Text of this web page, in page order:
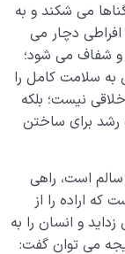
سلامت
است یا
سریع از
به
از آن چه
می شکند و به
دچار می
و شفاف می شود؛
به سلامت کامل را
نیست؛ بلکه
رشد برای ساختن
است، راهی
اراده را از
و انسان را به
می توان گفت: